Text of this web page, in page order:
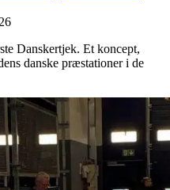
Danskertjek. Et koncept,
danske præstationer i de